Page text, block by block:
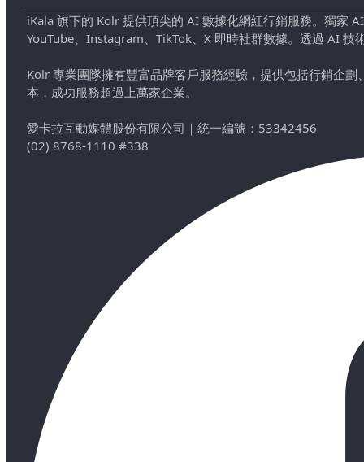
iKala 旗下的 Kolr 提供頂尖的 AI 數據化網紅行銷服務。獨家
YouTube、Instagram、TikTok、X 即時社群數據。透過 AI
Kolr 專業團隊擁有豐富品牌客戶服務經驗，提供包括行銷企
本，成功服務超過上萬家企業。
愛卡拉互動媒體股份有限公司 ｜ 統一編號：53342456
(02) 8768-1110 #338